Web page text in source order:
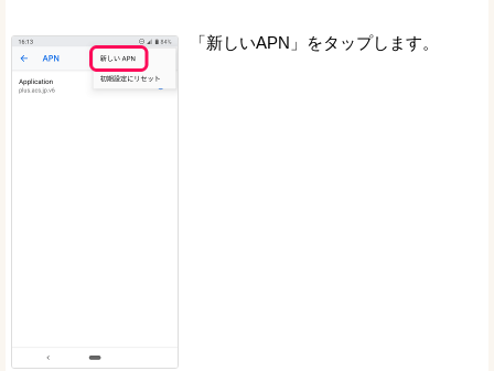
「新しいAPN」をタップします。